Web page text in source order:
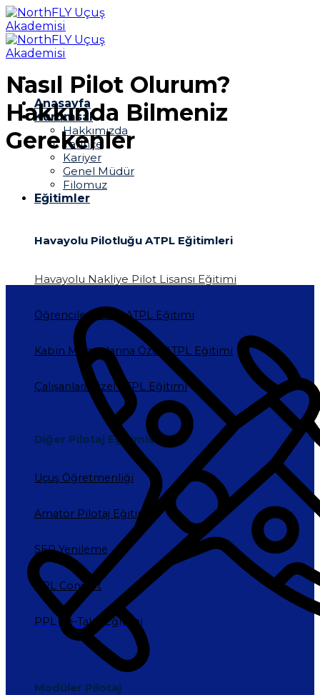
İçeriğe
atla
Anasayfa
Kurumsal
Hakkımızda
Tarihçe
Kariyer
Genel Müdür
Filomuz
Eğitimler
Havayolu Pilotluğu ATPL Eğitimleri
Havayolu Nakliye Pilot Lisansı Eğitimi
Öğrencilere Özel ATPL Eğitimi
Kabin Memurlarına Özel ATPL Eğitimi
Çalışanlara Özel ATPL Eğitimi
Diğer Pilotaj Eğitimleri
Uçuş Öğretmenliği
Amatör Pilotaj Eğitimi
SEP Yenileme
PPL Convert
PPL Re-Take Eğitimi
Modüler Pilotaj
Nasıl Pilot Olurum?
Hakkında Bilmeniz
Gerekenler